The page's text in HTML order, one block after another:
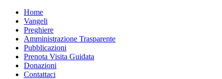
Home
Vangeli
Preghiere
Amministrazione Trasparente
Pubblicazioni
Prenota Visita Guidata
Donazioni
Contattaci